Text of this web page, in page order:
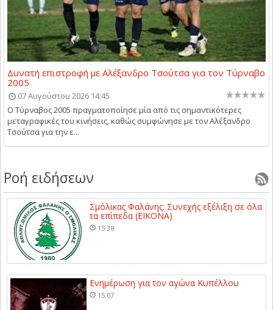
Δυνατή επιστροφή με Αλέξανδρο Τσούτσα για τον Τύρναβο
2005
07 Αυγούστου 2026 14:45
Ο Τύρναβος 2005 πραγματοποίησε μία από τις σημαντικότερες
μεταγραφικές του κινήσεις, καθώς συμφώνησε με τον Αλέξανδρο
Τσούτσα για την ε...
Ροή ειδήσεων
Σμόλικας Φαλάνης: Συνεχής εξέλιξη σε όλα
τα επίπεδα (ΕΙΚΟΝΑ)
15:38
Ενημέρωση για τον αγώνα Κυπέλλου
15:07